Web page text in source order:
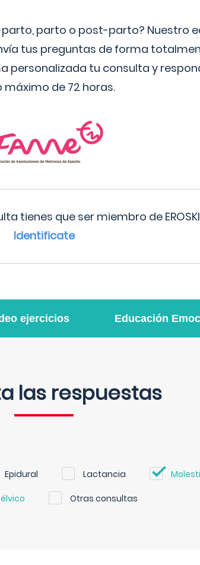
parto o post-parto? Nuestro
tus preguntas de forma
tu consulta y
máximo de 72 horas.
tienes que ser miembro de
Identificate
ejercicios Educación
las respuestas
Epidural Lactancia
Otras consultas